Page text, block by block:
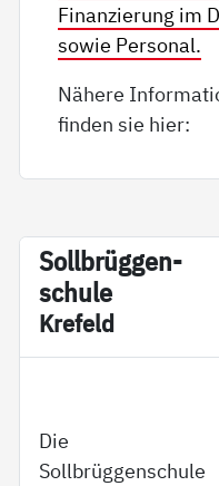
Finanzierung im
sowie Personal.
Nähere
finden sie hier:
Soll­brüg­gen­
schu­le
Kre­feld
Die
Sollbrüggenschule